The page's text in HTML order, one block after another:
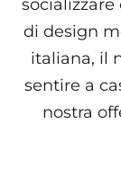
di design
italiana, il
sentire a
nostra